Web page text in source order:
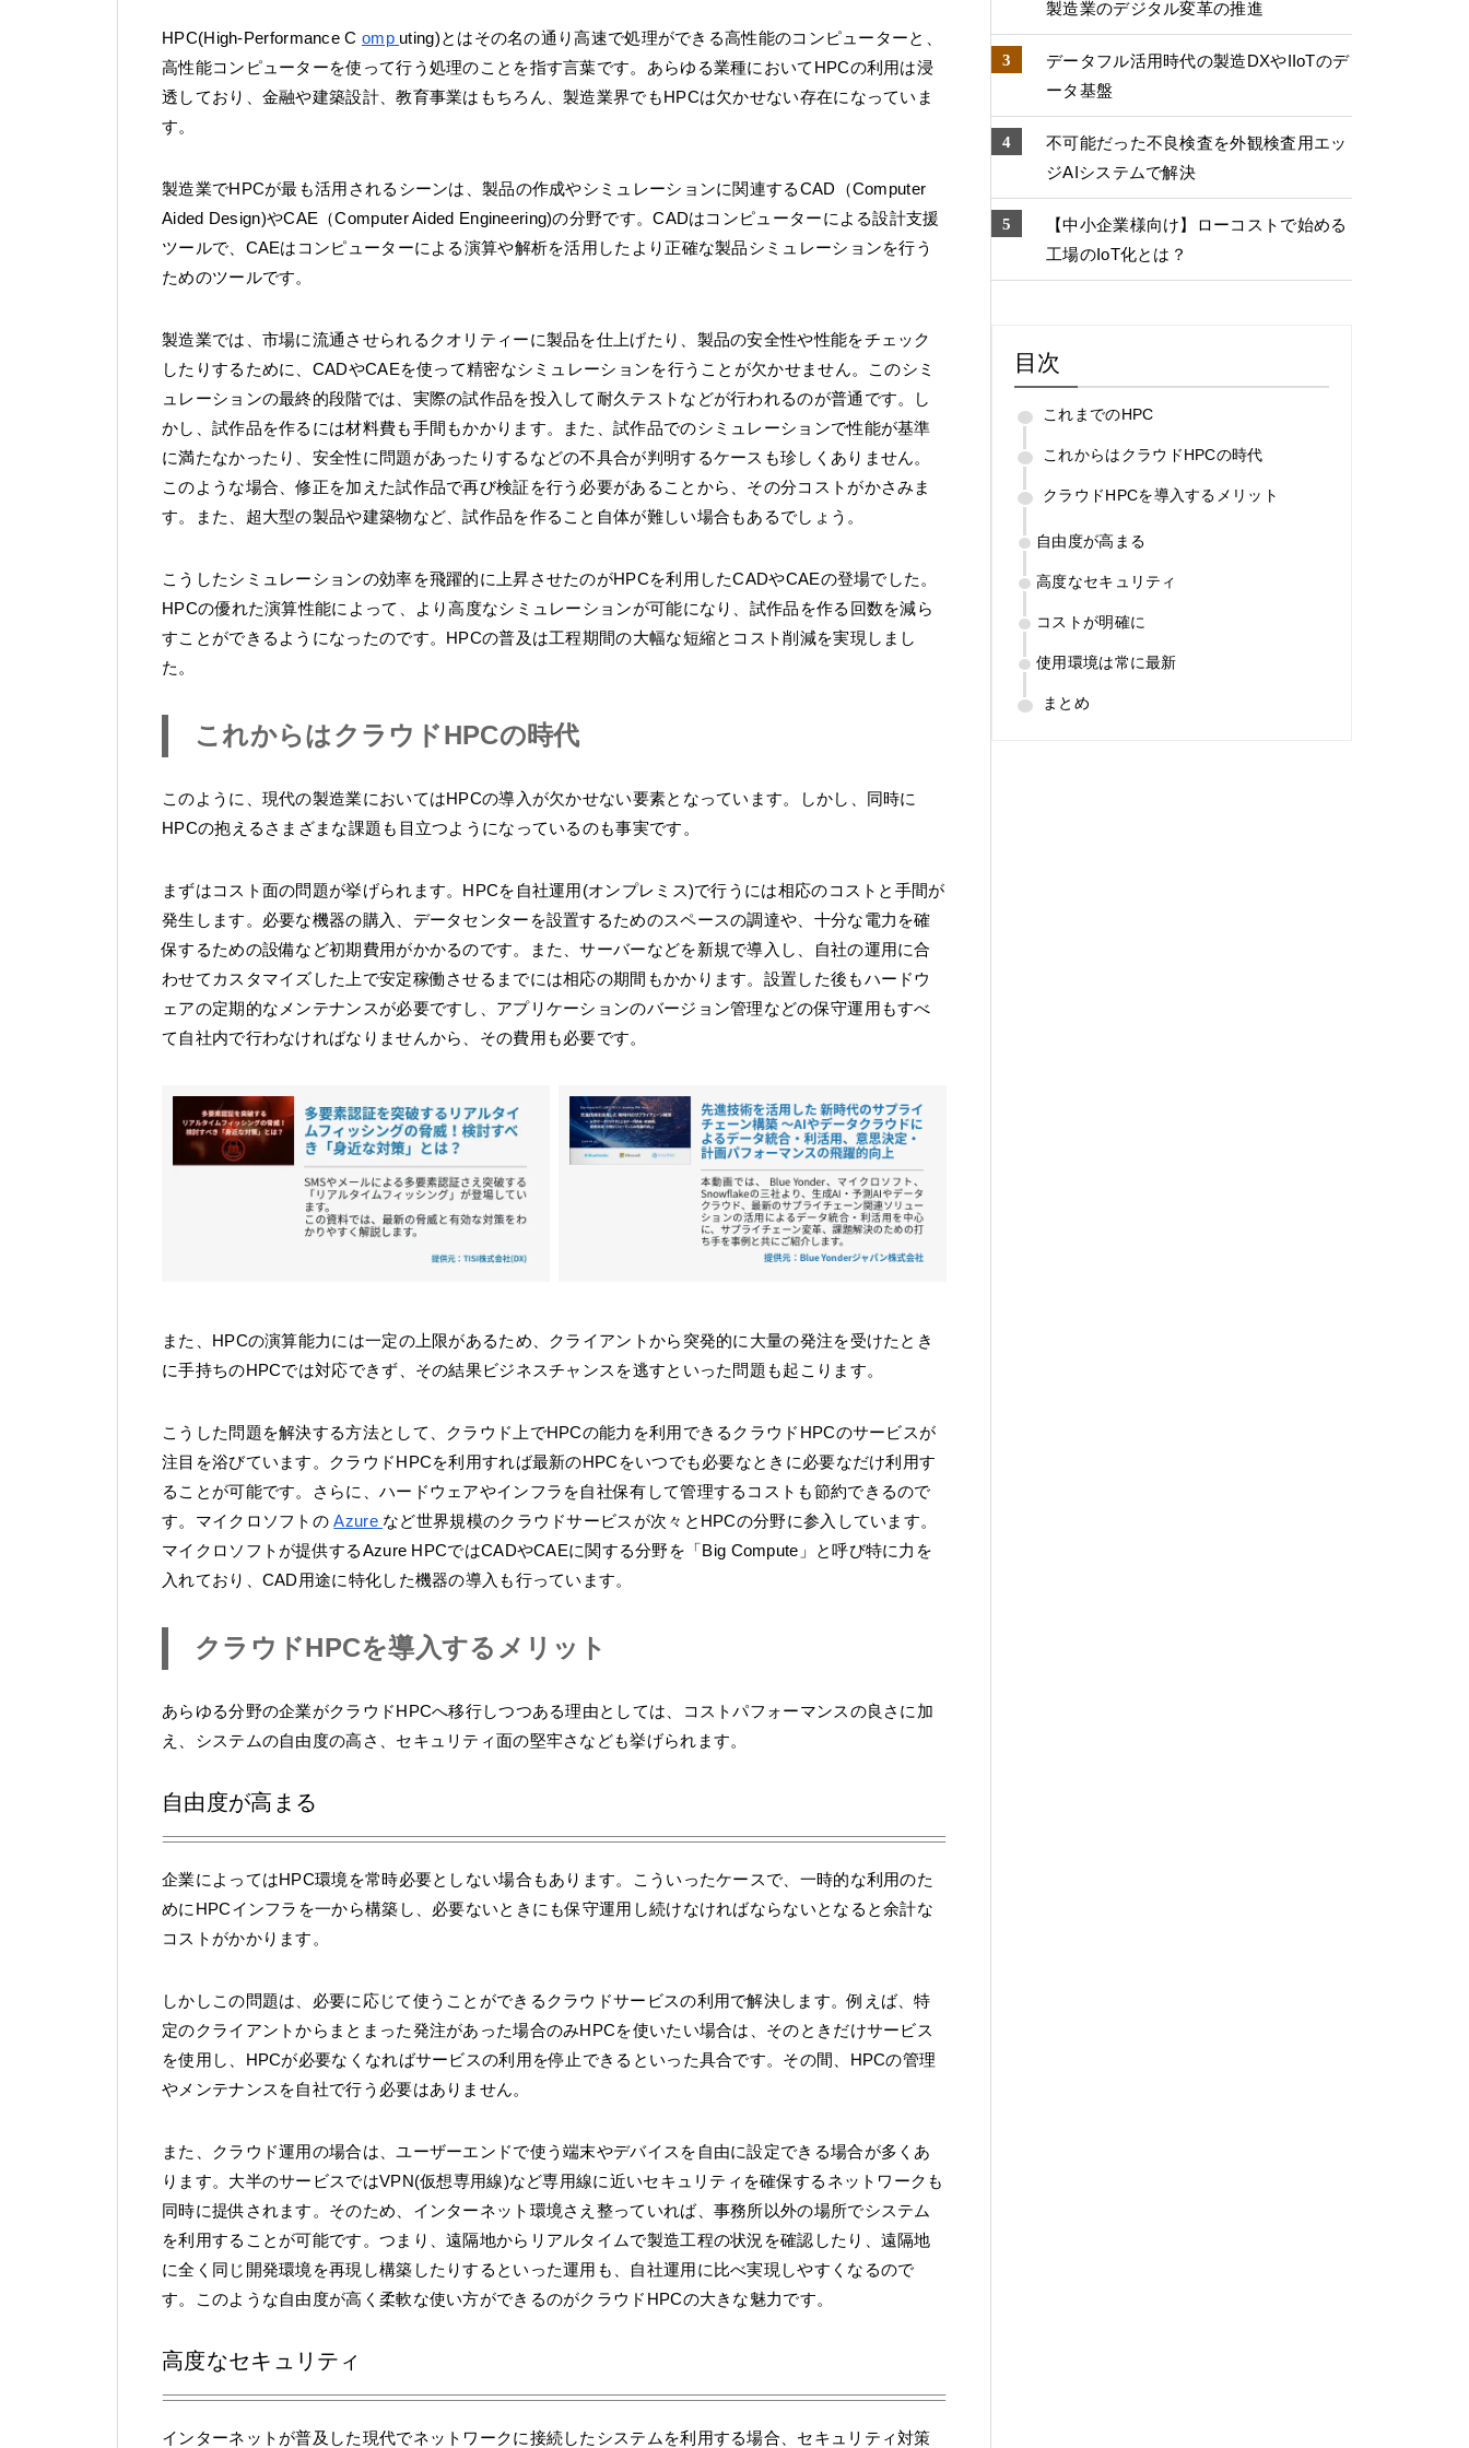
HPC(High-Performance C omp uting)とはその名の通り高速で処理ができる高性能のコンピューターと、
高性能コンピューターを使って行う処理のことを指す言葉です。あらゆる業種においてHPCの利用は浸
透しており、金融や建築設計、教育事業はもちろん、製造業界でもHPCは欠かせない存在になっていま
す。
製造業でHPCが最も活用されるシーンは、製品の作成やシミュレーションに関連するCAD（Computer
Aided Design)やCAE（Computer Aided Engineering)の分野です。CADはコンピューターによる設計支援
ツールで、CAEはコンピューターによる演算や解析を活用したより正確な製品シミュレーションを行う
ためのツールです。
製造業では、市場に流通させられるクオリティーに製品を仕上げたり、製品の安全性や性能をチェック
したりするために、CADやCAEを使って精密なシミュレーションを行うことが欠かせません。このシミ
ュレーションの最終的段階では、実際の試作品を投入して耐久テストなどが行われるのが普通です。し
かし、試作品を作るには材料費も手間もかかります。また、試作品でのシミュレーションで性能が基準
に満たなかったり、安全性に問題があったりするなどの不具合が判明するケースも珍しくありません。
このような場合、修正を加えた試作品で再び検証を行う必要があることから、その分コストがかさみま
す。また、超大型の製品や建築物など、試作品を作ること自体が難しい場合もあるでしょう。
こうしたシミュレーションの効率を飛躍的に上昇させたのがHPCを利用したCADやCAEの登場でした。
HPCの優れた演算性能によって、より高度なシミュレーションが可能になり、試作品を作る回数を減ら
すことができるようになったのです。HPCの普及は工程期間の大幅な短縮とコスト削減を実現しまし
た。
これからはクラウドHPCの時代
このように、現代の製造業においてはHPCの導入が欠かせない要素となっています。しかし、同時に
HPCの抱えるさまざまな課題も目立つようになっているのも事実です。
まずはコスト面の問題が挙げられます。HPCを自社運用(オンプレミス)で行うには相応のコストと手間が
発生します。必要な機器の購入、データセンターを設置するためのスペースの調達や、十分な電力を確
保するための設備など初期費用がかかるのです。また、サーバーなどを新規で導入し、自社の運用に合
わせてカスタマイズした上で安定稼働させるまでには相応の期間もかかります。設置した後もハードウ
ェアの定期的なメンテナンスが必要ですし、アプリケーションのバージョン管理などの保守運用もすべ
て自社内で行わなければなりませんから、その費用も必要です。
また、HPCの演算能力には一定の上限があるため、クライアントから突発的に大量の発注を受けたとき
に手持ちのHPCでは対応できず、その結果ビジネスチャンスを逃すといった問題も起こります。
こうした問題を解決する方法として、クラウド上でHPCの能力を利用できるクラウドHPCのサービスが
注目を浴びています。クラウドHPCを利用すれば最新のHPCをいつでも必要なときに必要なだけ利用す
ることが可能です。さらに、ハードウェアやインフラを自社保有して管理するコストも節約できるので
す。マイクロソフトのAzure など世界規模のクラウドサービスが次々とHPCの分野に参入しています。
マイクロソフトが提供するAzure HPCではCADやCAEに関する分野を「Big Compute」と呼び特に力を
入れており、CAD用途に特化した機器の導入も行っています。
クラウドHPCを導入するメリット
あらゆる分野の企業がクラウドHPCへ移行しつつある理由としては、コストパフォーマンスの良さに加
え、システムの自由度の高さ、セキュリティ面の堅牢さなども挙げられます。
自由度が高まる
企業によってはHPC環境を常時必要としない場合もあります。こういったケースで、一時的な利用のた
めにHPCインフラを一から構築し、必要ないときにも保守運用し続けなければならないとなると余計な
コストがかかります。
しかしこの問題は、必要に応じて使うことができるクラウドサービスの利用で解決します。例えば、特
定のクライアントからまとまった発注があった場合のみHPCを使いたい場合は、そのときだけサービス
を使用し、HPCが必要なくなればサービスの利用を停止できるといった具合です。その間、HPCの管理
やメンテナンスを自社で行う必要はありません。
また、クラウド運用の場合は、ユーザーエンドで使う端末やデバイスを自由に設定できる場合が多くあ
ります。大半のサービスではVPN(仮想専用線)など専用線に近いセキュリティを確保するネットワークも
同時に提供されます。そのため、インターネット環境さえ整っていれば、事務所以外の場所でシステム
を利用することが可能です。つまり、遠隔地からリアルタイムで製造工程の状況を確認したり、遠隔地
に全く同じ開発環境を再現し構築したりするといった運用も、自社運用に比べ実現しやすくなるので
す。このような自由度が高く柔軟な使い方ができるのがクラウドHPCの大きな魅力です。
高度なセキュリティ
インターネットが普及した現代でネットワークに接続したシステムを利用する場合、セキュリティ対策
製造業のデジタル変⾰の推進
データフル活用時代の製造DXやIIoTのデ
ータ基盤
不可能だった不良検査を外観検査用エッ
ジAIシステムで解決
【中小企業様向け】ローコストで始める
工場のIoT化とは？
目次
これまでのHPC
これからはクラウドHPCの時代
クラウドHPCを導入するメリット
自由度が高まる
高度なセキュリティ
コストが明確に
使用環境は常に最新
まとめ